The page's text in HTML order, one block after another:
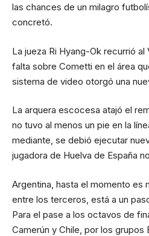
las chances de un milagro
concretó.
La jueza Ri Hyang-Ok recurrió al
falta sobre Cometti en el área
sistema de video otorgó una
La arquera escocesa atajó el
no tuvo al menos un pie en la
mediante, se debió ejecutar
jugadora de Huelva de España
Argentina, hasta el momento es
entre los terceros, está a un
Para el pase a los octavos de
Camerún y Chile, por los grupos